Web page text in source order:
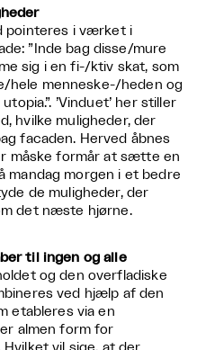
pointeres i værket i
”Inde bag disse/mure
sig i en fi-/ktiv skat, som
hele menneske-/heden og
’Vinduet’ her stiller
hvilke muligheder, der
facaden. Herved åbnes
måske formår at sætte en
mandag morgen i et bedre
de muligheder, der
det næste hjørne.
til ingen og alle
og den overfladiske
ved hjælp af den
etableres via en
almen form for